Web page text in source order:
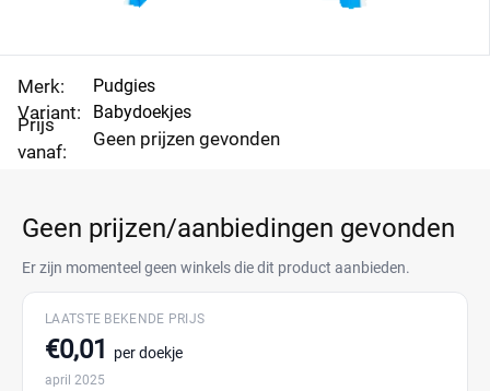
Merk:
Variant:
Prijs
vanaf:
Pudgies
Babydoekjes
Geen prijzen gevonden
Geen prijzen/aanbiedingen gevonden
Er zijn momenteel geen winkels die dit product aanbieden.
LAATSTE BEKENDE PRIJS
€0,01 per doekje
april 2025